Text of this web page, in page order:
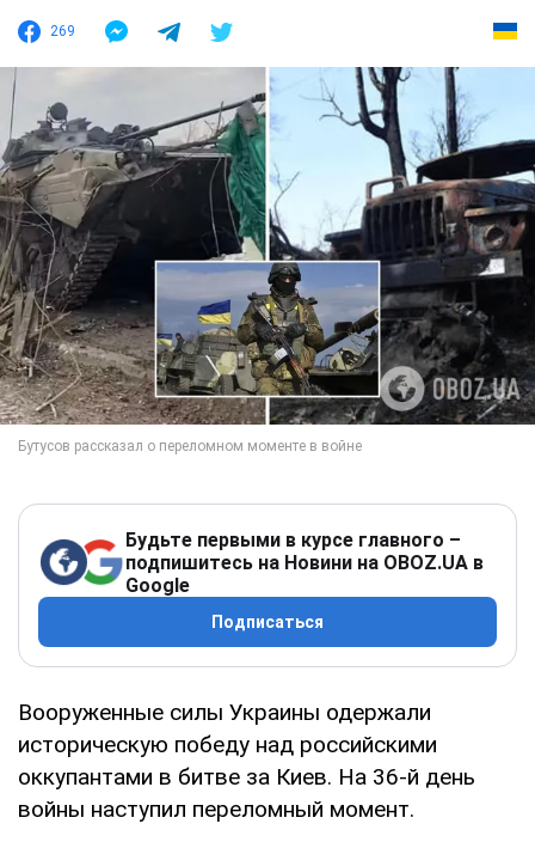
269
Будьте первыми в курсе главного –
подпишитесь на Новини на OBOZ.UA в
Google
Подписаться
Вооруженные силы Украины одержали
историческую победу над российскими
оккупантами в битве за Киев. На 36-й день
войны наступил переломный момент.